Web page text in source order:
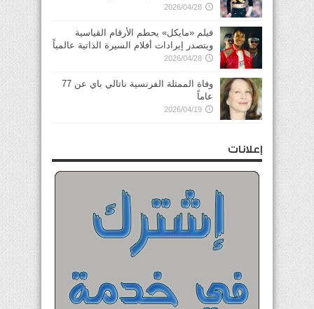
2026/04/28
فيلم «مايكل» يحطم الأرقام القياسية
ويتصدر إيرادات أفلام السيرة الذاتية عالمياً
2026/04/28
وفاة الممثلة الفرنسية ناتالي باي عن 77
عاماً
2026/04/19
إعلانات